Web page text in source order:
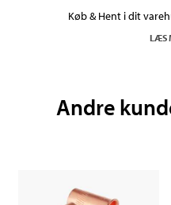
Køb & Hent i dit
LÆS
Andre